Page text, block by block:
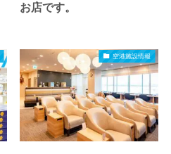
お店です。
空港施設情報